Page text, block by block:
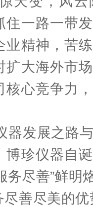
住一路一带
业精神，苦
扩大海外市
核心竞争力
发展之路
博珍仪器自
务尽善”鲜
善尽美的